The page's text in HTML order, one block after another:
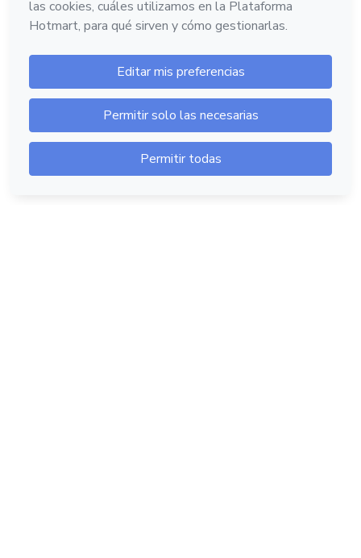
Hotmart — 2011-2026 © Todos los derechos
reservados